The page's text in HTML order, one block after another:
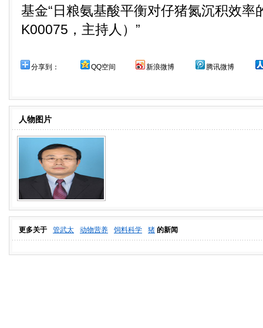
基金“日粮氨基酸平衡对仔猪氮沉积效率
K00075，主持人）”
分享到： QQ空间 新浪微博 腾讯微博
人物图片
更多关于 管武太 动物营养 饲料科学 猪 的新闻